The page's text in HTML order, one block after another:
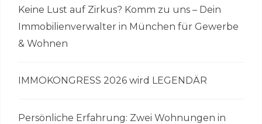
Keine Lust auf Zirkus? Komm zu uns – Dein
Immobilienverwalter in München für Gewerbe
& Wohnen
IMMOKONGRESS 2026 wird LEGENDÄR
Persönliche Erfahrung: Zwei Wohnungen in